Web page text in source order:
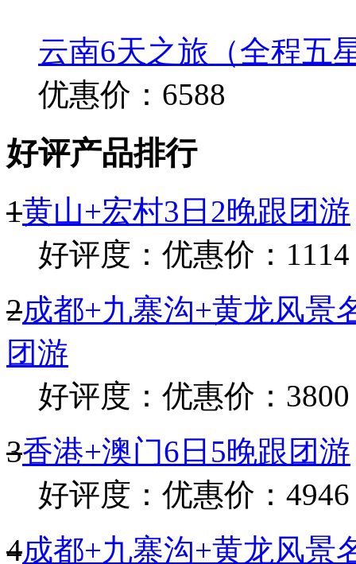
云南6天之旅（全程五
优惠价：6588
好评产品排行
1黄山+宏村3日2晚跟团游
好评度： 优惠价：1114
2成都+九寨沟+黄龙风景
团游
好评度： 优惠价：3800
3香港+澳门6日5晚跟团游
好评度： 优惠价：4946
4成都+九寨沟+黄龙风景